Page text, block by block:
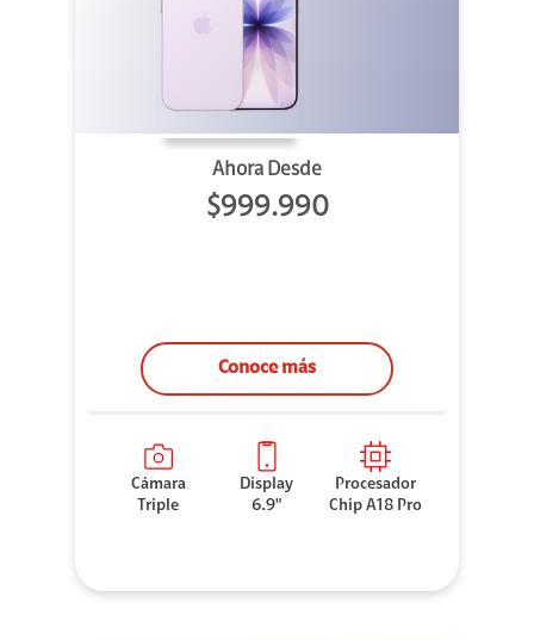
Ahora Desde
$999.990
Conoce más
Cámara
Triple
Display
6.9"
Procesador
Chip A18 Pro